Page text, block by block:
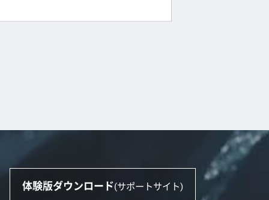
体験版ダウンロード(サポートサイト)